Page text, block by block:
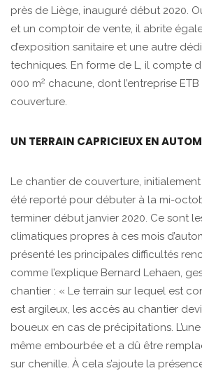
près de Liège, inauguré début 2020.
et un comptoir de vente, il abrite
d’exposition sanitaire et une autre
techniques. En forme de L, il compte
000 m2 chacune, dont l’entreprise
couverture.
UN TERRAIN CAPRICIEUX EN
Le chantier de couverture,
été reporté pour débuter à la mi-
terminer début janvier 2020. Ce sont
climatiques propres à ces mois
présenté les principales difficultés
comme l’explique Bernard Lehaen,
chantier : « Le terrain sur lequel est
est argileux, les accès au chantier
boueux en cas de précipitations.
même embourbée et a dû être
sur chenille. À cela s’ajoute la